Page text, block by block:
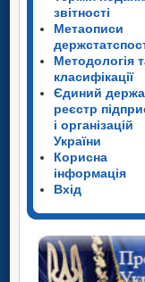
звітності
Метаописи
Методологія
класифікації
Єдиний
реєстр
і організацій
України
Корисна
інформація
Вхід